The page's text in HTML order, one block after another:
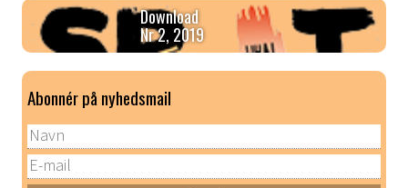
Download
Nr 2, 2019
Abonnér på nyhedsmail